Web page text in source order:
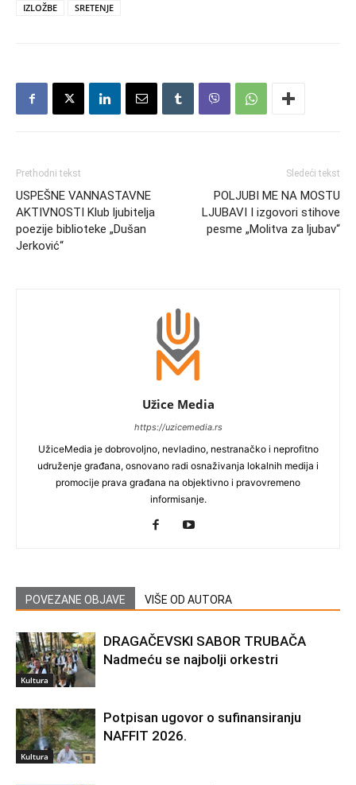
IZLOŽBE
SRETENJE
Prethodni tekst
USPEŠNE VANNASTAVNE
AKTIVNOSTI Klub ljubitelja
poezije biblioteke „Dušan
Jerković“
Sledeći tekst
POLJUBI ME NA MOSTU
LJUBAVI I izgovori stihove
pesme „Molitva za ljubav“
Užice Media
https://uzicemedia.rs
UžiceMedia je dobrovoljno, nevladino, nestranačko i neprofitno
udruženje građana, osnovano radi osnaživanja lokalnih medija i
promocije prava građana na objektivno i pravovremeno
informisanje.
POVEZANE OBJAVE VIŠE OD AUTORA
Kultura
DRAGAČEVSKI SABOR TRUBAČA
Nadmeću se najbolji orkestri
Kultura
Potpisan ugovor o sufinansiranju
NAFFIT 2026.